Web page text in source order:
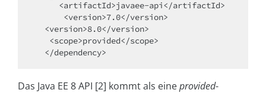
  </dependency>
Das Java EE 8 API [2] kommt als eineprovided-